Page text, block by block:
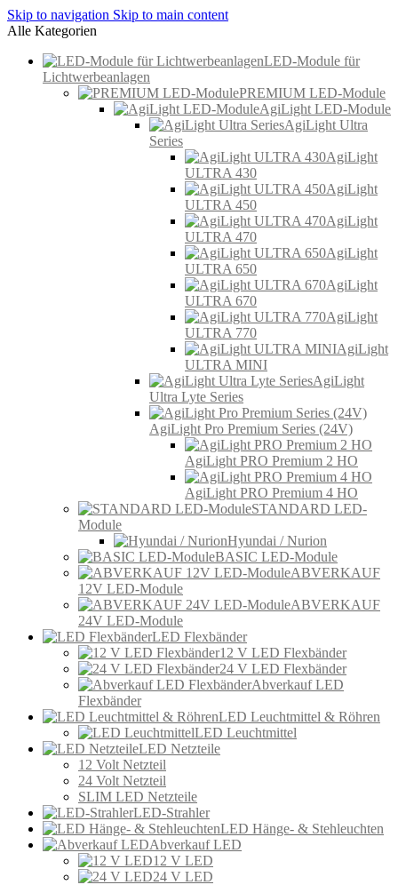
Skip to navigation Skip to main content
Alle Kategorien
LED-Module für
Lichtwerbeanlagen
PREMIUM LED-Module
AgiLight LED-Module
AgiLight Ultra
Series
AgiLight
ULTRA 430
AgiLight
ULTRA 450
AgiLight
ULTRA 470
AgiLight
ULTRA 650
AgiLight
ULTRA 670
AgiLight
ULTRA 770
AgiLight
ULTRA MINI
AgiLight
Ultra Lyte Series
AgiLight Pro Premium Series (24V)
AgiLight PRO Premium 2 HO
AgiLight PRO Premium 4 HO
STANDARD LED-
Module
Hyundai / Nurion
BASIC LED-Module
ABVERKAUF
12V LED-Module
ABVERKAUF
24V LED-Module
LED Flexbänder
12 V LED Flexbänder
24 V LED Flexbänder
Abverkauf LED
Flexbänder
LED Leuchtmittel & Röhren
LED Leuchtmittel
LED Netzteile
12 Volt Netzteil
24 Volt Netzteil
SLIM LED Netzteile
LED-Strahler
LED Hänge- & Stehleuchten
Abverkauf LED
12 V LED
24 V LED